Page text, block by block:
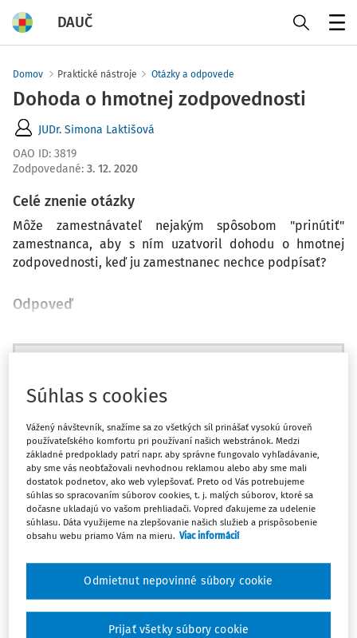
DAUČ
Domov Praktické nástroje Otázky a odpovede
Dohoda o hmotnej zodpovednosti
JUDr. Simona Laktišová
OAO ID: 3819
Zodpovedané: 3. 12. 2020
Celé znenie otázky
Môže zamestnávateľ nejakým spôsobom "prinútiť"
zamestnanca, aby s ním uzatvoril dohodu o hmotnej
zodpovednosti, keď ju zamestnanec nechce podpísať?
Odpoveď
Zatiaľ ste si prečítali len začiatok...
Celý dokument je len pre predplatiteľov.
Zaregistrujte sa a získajte
10 dní.
Vďaka registrácii si môžete
Súhlas s cookies
Vážený návštevník, snažíme sa zo všetkých síl prinášať vysokú úroveň
používateľského komfortu pri používaní našich webstránok. Medzi
základné predpoklady patrí napr. aby správne fungovalo vyhľadávanie,
aby sme vás neobťažovali nevhodnou reklamou alebo aby sme mali
dostatok podnetov, ako web vylepšovať. Preto od Vás potrebujeme
súhlas so spracovaním súborov cookies, t. j. malých súborov, ktoré sa
dočasne ukladajú vo vašom prehliadači. Vopred ďakujeme za udelenie
súhlasu. Dáta využijeme na zlepšovanie našich služieb a prispôsobenie
obsahu webu priamo Vám na mieru. Viac informácií
Odmietnut nepovinné súbory cookie
Prijať všetky súbory cookie